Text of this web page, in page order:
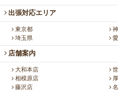
出張対応エリア
東京都
埼玉県
店舗案内
大和本店
相模原店
藤沢店